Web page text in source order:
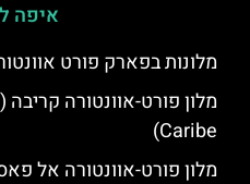
איפה
מלונות בפארק פורט
Caribe)